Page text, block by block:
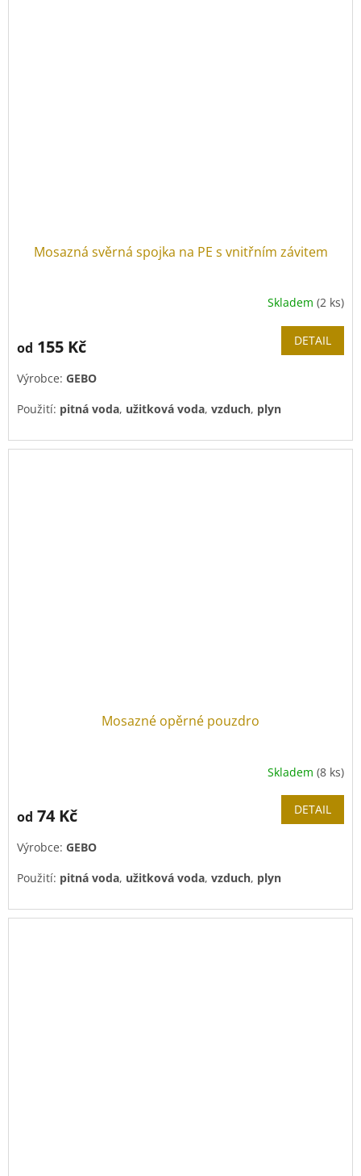
Mosazná svěrná spojka na PE s vnitřním závitem
Skladem (2 ks)
od 155 Kč DETAIL
Výrobce: GEBO
Použití: pitná voda, užitková voda, vzduch, plyn
Mosazné opěrné pouzdro
Skladem (8 ks)
od 74 Kč DETAIL
Výrobce: GEBO
Použití: pitná voda, užitková voda, vzduch, plyn